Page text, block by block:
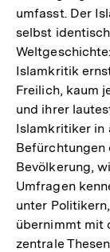
umfasst. Der
selbst
Islamkritik
Freilich, kaum
und ihrer
Islamkritiker in
Befürchtungen
Bevölkerung,
Umfragen
unter
übernimmt mit
zentrale